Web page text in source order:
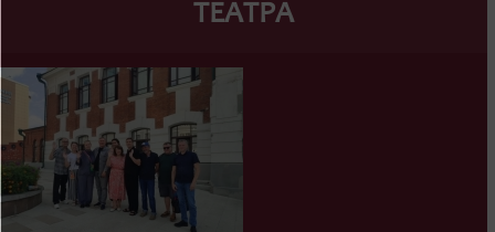
ТЕАТРА